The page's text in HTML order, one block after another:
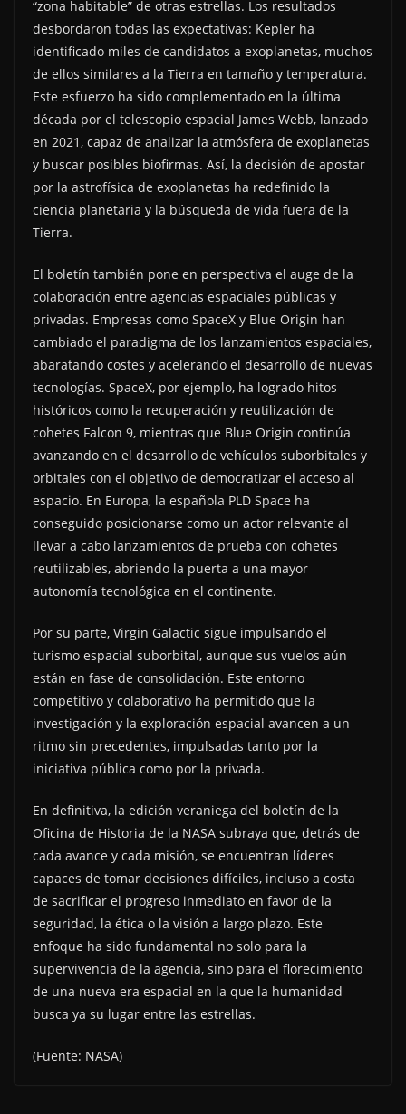
“zona habitable” de otras estrellas. Los resultados
desbordaron todas las expectativas: Kepler ha
identificado miles de candidatos a exoplanetas, muchos
de ellos similares a la Tierra en tamaño y temperatura.
Este esfuerzo ha sido complementado en la última
década por el telescopio espacial James Webb, lanzado
en 2021, capaz de analizar la atmósfera de exoplanetas
y buscar posibles biofirmas. Así, la decisión de apostar
por la astrofísica de exoplanetas ha redefinido la
ciencia planetaria y la búsqueda de vida fuera de la
Tierra.
El boletín también pone en perspectiva el auge de la
colaboración entre agencias espaciales públicas y
privadas. Empresas como SpaceX y Blue Origin han
cambiado el paradigma de los lanzamientos espaciales,
abaratando costes y acelerando el desarrollo de nuevas
tecnologías. SpaceX, por ejemplo, ha logrado hitos
históricos como la recuperación y reutilización de
cohetes Falcon 9, mientras que Blue Origin continúa
avanzando en el desarrollo de vehículos suborbitales y
orbitales con el objetivo de democratizar el acceso al
espacio. En Europa, la española PLD Space ha
conseguido posicionarse como un actor relevante al
llevar a cabo lanzamientos de prueba con cohetes
reutilizables, abriendo la puerta a una mayor
autonomía tecnológica en el continente.
Por su parte, Virgin Galactic sigue impulsando el
turismo espacial suborbital, aunque sus vuelos aún
están en fase de consolidación. Este entorno
competitivo y colaborativo ha permitido que la
investigación y la exploración espacial avancen a un
ritmo sin precedentes, impulsadas tanto por la
iniciativa pública como por la privada.
En definitiva, la edición veraniega del boletín de la
Oficina de Historia de la NASA subraya que, detrás de
cada avance y cada misión, se encuentran líderes
capaces de tomar decisiones difíciles, incluso a costa
de sacrificar el progreso inmediato en favor de la
seguridad, la ética o la visión a largo plazo. Este
enfoque ha sido fundamental no solo para la
supervivencia de la agencia, sino para el florecimiento
de una nueva era espacial en la que la humanidad
busca ya su lugar entre las estrellas.
(Fuente: NASA)